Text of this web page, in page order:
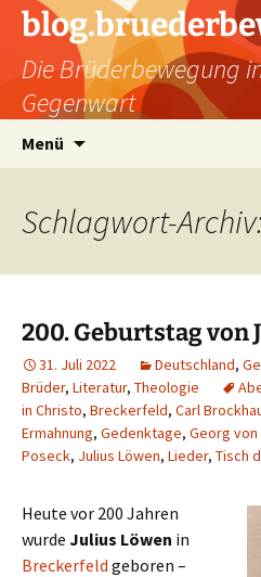
Zum
Inhalt
springen
Die Brüderbewegung
Gegenwart
Menü
Schlagwort-
200. Geburtstag von
31. Juli 2022 Deutschland,
Brüder, Literatur, Theologie
in Christo, Breckerfeld, Carl
Ermahnung, Gedenktage, Georg von
Poseck, Julius Löwen, Lieder, Tisch
Heute vor 200 Jahren
wurde Julius Löwen in
Breckerfeld geboren –